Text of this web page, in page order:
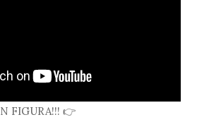
FIGURA!!! 👉